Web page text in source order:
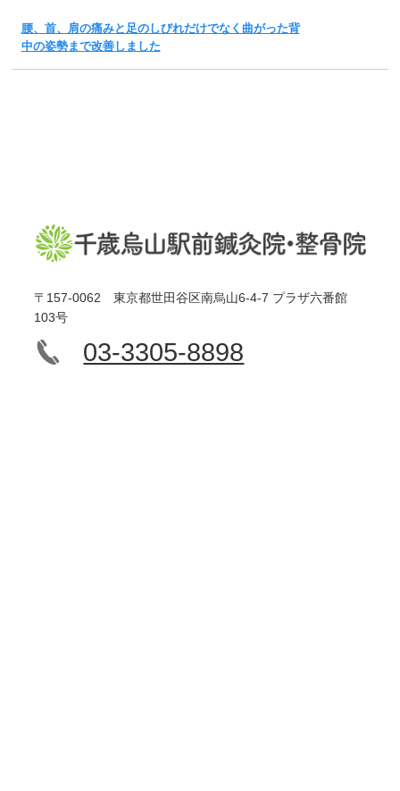
腰、首、肩の痛みと足のしびれだけでなく曲がった背
中の姿勢まで改善しました
〒157-0062 東京都世田谷区南烏山6-4-7 プラザ六番館
103号
03-3305-8898